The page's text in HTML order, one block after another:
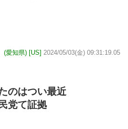
(愛知県) [US] 2024/05/03(金) 09:31:19.05
のはつい最近
党て証拠